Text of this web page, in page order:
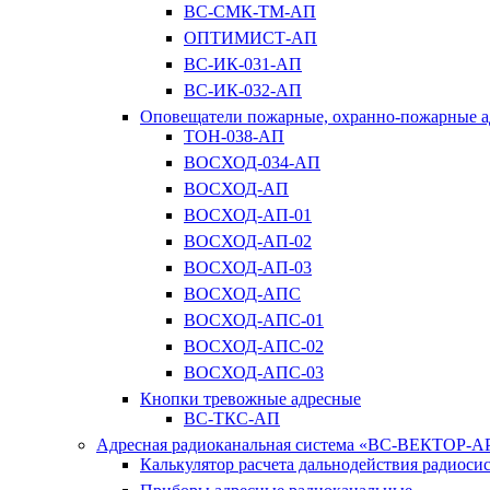
ВС-СМК-ТМ-АП
ОПТИМИСТ-АП
ВС-ИК-031-АП
ВС-ИК-032-АП
Оповещатели пожарные, охранно-пожарные
ТОН-038-АП
ВОСХОД-034-АП
ВОСХОД-АП
ВОСХОД-АП-01
ВОСХОД-АП-02
ВОСХОД-АП-03
ВОСХОД-АПС
ВОСХОД-АПС-01
ВОСХОД-АПС-02
ВОСХОД-АПС-03
Кнопки тревожные адресные
ВС-ТКС-АП
Адресная радиоканальная система «ВС-ВЕКТОР-
Калькулятор расчета дальнодействия